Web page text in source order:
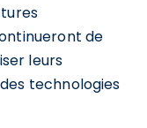
de
leurs
technologies